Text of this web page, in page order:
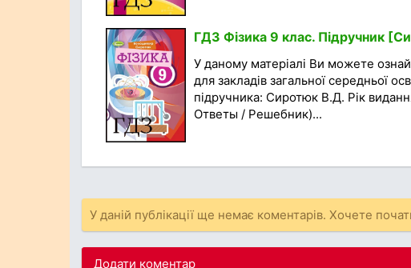
ГДЗ Фізика 9 клас. Підручник
У даному матеріалі Ви можете
для закладів загальної середньої
підручника: Сиротюк В.Д. Рік
Ответы / Решебник)...
У даній публікації ще немає коментарів. Хочете
Додати коментар